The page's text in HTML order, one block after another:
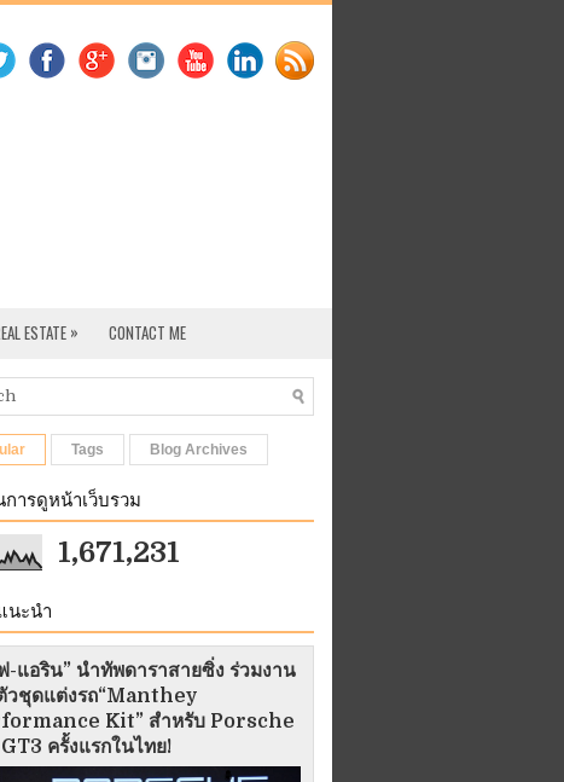
ESTATE » CONTACT ME
Tags Blog Archives
ารดูหน้าเว็บรวม
1,671,231
นะนำ
-แอริน” นำทัพดาราสายซิ่ง ร่วมงาน
วชุดแต่งรถ“Manthey
Kit” สำหรับ Porsche
ครั้งแรกในไทย!